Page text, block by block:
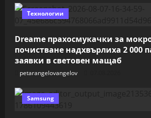
Технологии
Dreame прахосмукачки за
почистване надхвърлиха 2 000
заявки в световен мащаб
petarangelovangelov
Samsung